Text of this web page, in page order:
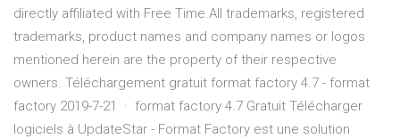
directly affiliated with Free Time.All trademarks, registered
trademarks, product names and company names or logos
mentioned herein are the property of their respective
owners. Téléchargement gratuit format factory 4.7 - format
factory 2019-7-21 · format factory 4.7 Gratuit Télécharger
logiciels à UpdateStar - Format Factory est une solution